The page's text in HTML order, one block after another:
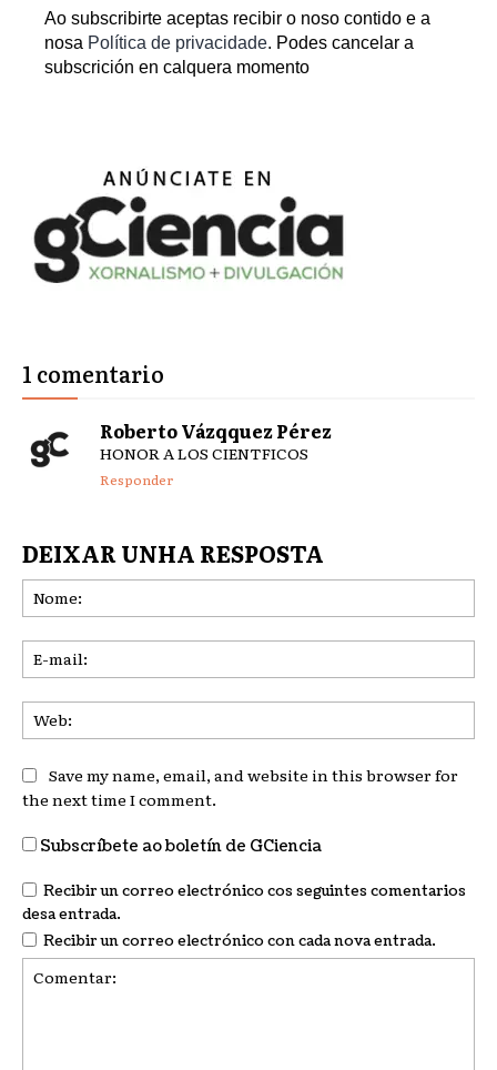
Ao subscribirte aceptas recibir o noso contido e a
nosa Política de privacidade. Podes cancelar a
subscrición en calquera momento
1 comentario
Roberto Vázqquez Pérez
HONOR A LOS CIENTFICOS
Responder
DEIXAR UNHA RESPOSTA
Save my name, email, and website in this browser for
the next time I comment.
Subscríbete ao boletín de GCiencia
Recibir un correo electrónico cos seguintes comentarios
desa entrada.
Recibir un correo electrónico con cada nova entrada.